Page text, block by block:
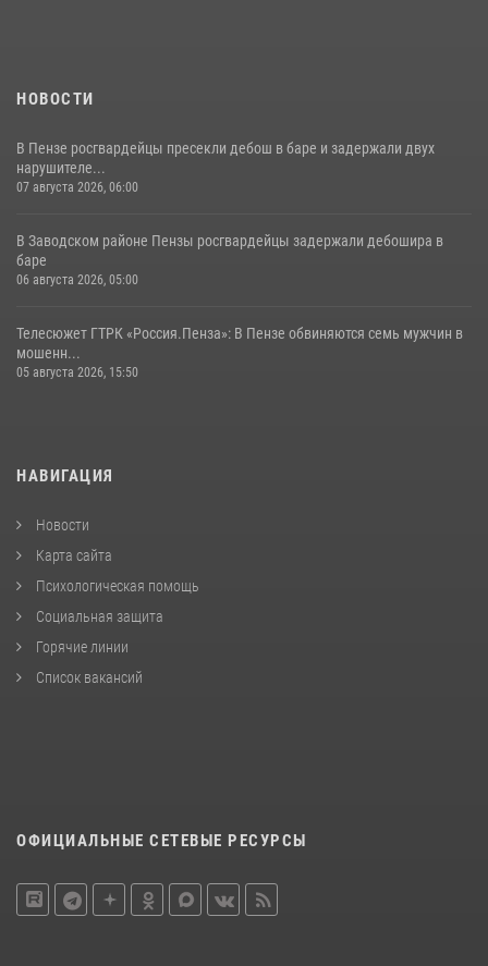
НОВОСТИ
В Пензе росгвардейцы пресекли дебош в баре и задержали двух
нарушителе...
07 августа 2026, 06:00
В Заводском районе Пензы росгвардейцы задержали дебошира в
баре
06 августа 2026, 05:00
Телесюжет ГТРК «Россия.Пенза»: В Пензе обвиняются семь мужчин в
мошенн...
05 августа 2026, 15:50
НАВИГАЦИЯ
Новости
Карта сайта
Психологическая помощь
Социальная защита
Горячие линии
Список вакансий
ОФИЦИАЛЬНЫЕ СЕТЕВЫЕ РЕСУРСЫ